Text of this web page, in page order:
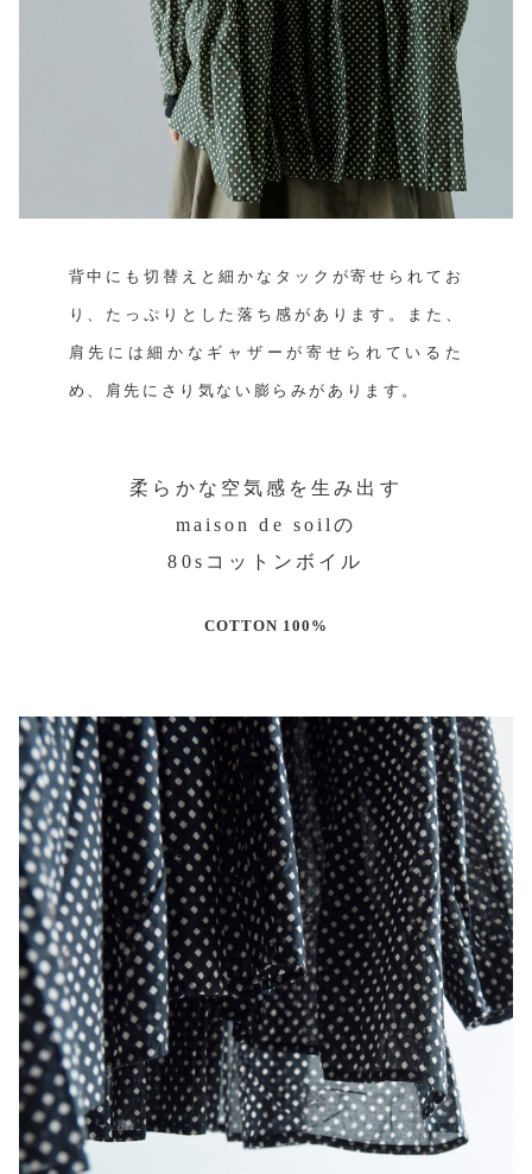
背中にも切替えと細かなタックが寄せられてお
り、たっぷりとした落ち感があります。また、
肩先には細かなギャザーが寄せられているた
め、肩先にさり気ない膨らみがあります。
柔らかな空気感を生み出す
maison de soilの
80sコットンボイル
COTTON 100%